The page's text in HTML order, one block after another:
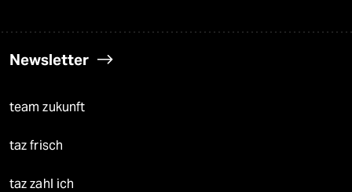
Newsletter
team zukunft
taz frisch
taz zahl ich